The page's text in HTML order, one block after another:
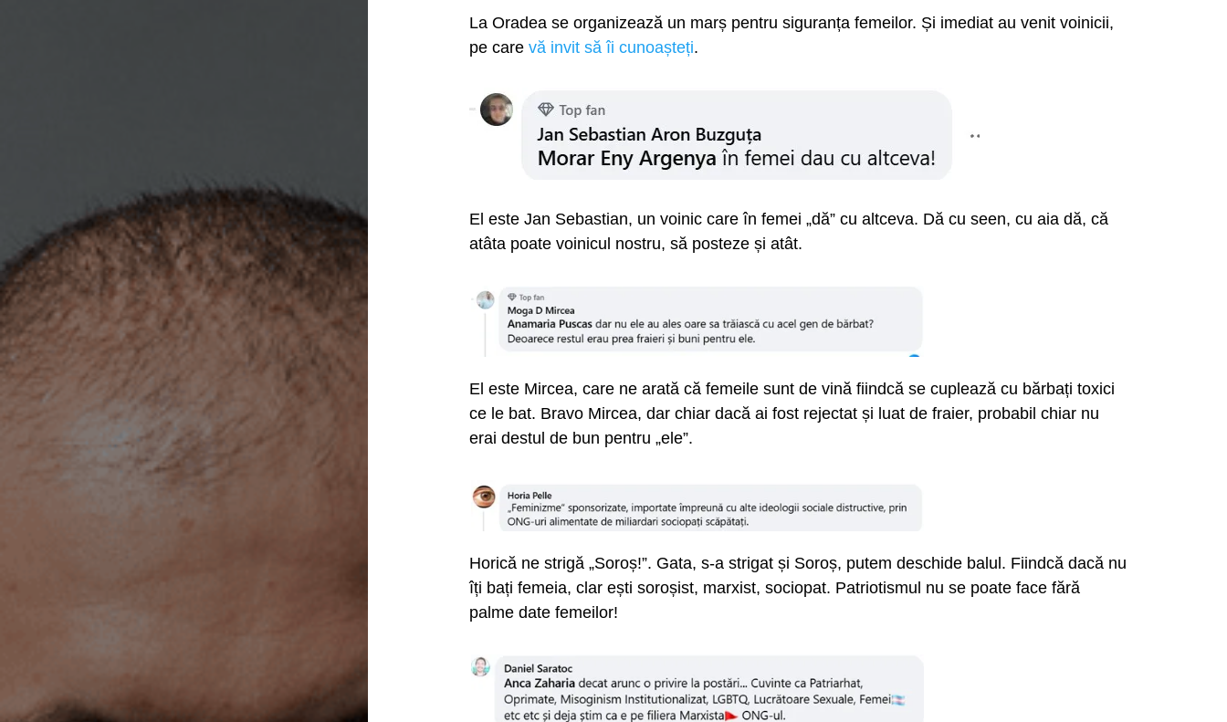
La Oradea se organizează un marș pentru siguranța femeilor. Și imediat au venit voinicii,
pe care vă invit să îi cunoașteți.
El este Jan Sebastian, un voinic care în femei „dă” cu altceva. Dă cu seen, cu aia dă, că
atâta poate voinicul nostru, să posteze și atât.
El este Mircea, care ne arată că femeile sunt de vină fiindcă se cuplează cu bărbați toxici
ce le bat. Bravo Mircea, dar chiar dacă ai fost rejectat și luat de fraier, probabil chiar nu
erai destul de bun pentru „ele”.
Horică ne strigă „Soroș!”. Gata, s-a strigat și Soroș, putem deschide balul. Fiindcă dacă nu
îți bați femeia, clar ești soroșist, marxist, sociopat. Patriotismul nu se poate face fără
palme date femeilor!